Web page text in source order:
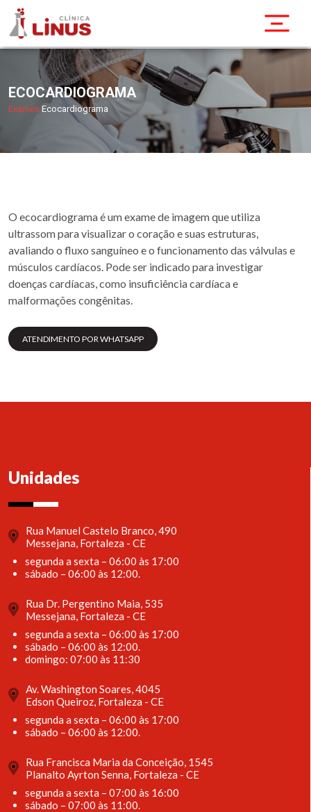
ECOCARDIOGRAMA
Exames Ecocardiograma
O ecocardiograma é um exame de imagem que utiliza
ultrassom para visualizar o coração e suas estruturas,
avaliando o fluxo sanguíneo e o funcionamento das válvulas e
músculos cardíacos. Pode ser indicado para investigar
doenças cardíacas, como insuficiência cardíaca e
malformações congênitas.
ATENDIMENTO POR WHATSAPP
Unidades
Rua Manuel Castelo Branco, 490
Messejana, Fortaleza - CE
segunda a sexta – 06:00 às 17:00
sábado – 06:00 às 12:00.
Rua Dr. Pergentino Maia, 535
Messejana, Fortaleza - CE
segunda a sexta – 06:00 às 17:00
sábado – 06:00 às 12:00.
domingo: 07:00 às 11:30
Av. Washington Soares, 4045
Edson Queiroz, Fortaleza - CE
segunda a sexta – 06:00 às 17:00
sábado – 06:00 às 12:00.
Rua Francisca Maria da Conceição, 1545
Planalto Ayrton Senna, Fortaleza - CE
segunda a sexta – 07:00 às 16:00
sábado – 07:00 às 11:00.